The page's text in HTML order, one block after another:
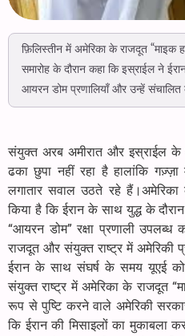
फ़िलिस्तीन में अमेरिका के राजदूत
समारोह के दौरान कहा कि इस्राईल ने
आयरन डोम प्रणालियाँ और उन्हें
संयुक्त अरब अमीरात और इस्राईल
ढका छुपा नहीं रहा है हालांकि
लगातार सवाल उठते रहे हैं।अमेरिका
किया है कि ईरान के साथ युद्ध के
“आयरन डोम” रक्षा प्रणाली
राजदूत और संयुक्त राष्ट्र में अमेरिकी
ईरान के साथ संघर्ष के समय यूएई को
संयुक्त राष्ट्र में अमेरिका के राजदूत
रूप से पुष्टि करने वाले अमेरिकी
कि ईरान की मिसाइलों का मुकाबला